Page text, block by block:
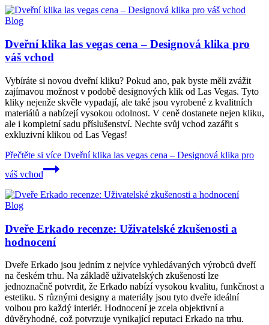
Blog
Dveřní klika las vegas cena – Designová klika pro
váš vchod
Vybíráte si novou dveřní kliku? Pokud ano, pak byste měli zvážit
zajímavou možnost v podobě designových klik od Las Vegas. Tyto
kliky nejenže skvěle vypadají, ale také jsou vyrobené z kvalitních
materiálů a nabízejí vysokou odolnost. V ceně dostanete nejen kliku,
ale i kompletní sadu příslušenství. Nechte svůj vchod zazářit s
exkluzivní klikou od Las Vegas!
Přečtěte si více Dveřní klika las vegas cena – Designová klika pro
váš vchod
Blog
Dveře Erkado recenze: Uživatelské zkušenosti a
hodnocení
Dveře Erkado jsou jedním z nejvíce vyhledávaných výrobců dveří
na českém trhu. Na základě uživatelských zkušeností lze
jednoznačně potvrdit, že Erkado nabízí vysokou kvalitu, funkčnost a
estetiku. S různými designy a materiály jsou tyto dveře ideální
volbou pro každý interiér. Hodnocení je zcela objektivní a
důvěryhodné, což potvrzuje vynikající reputaci Erkado na trhu.